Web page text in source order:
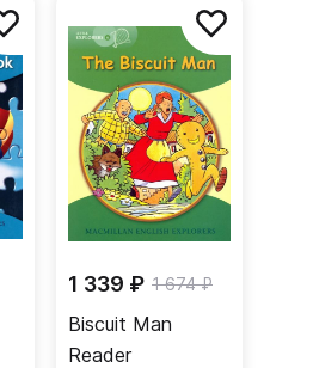
1 339 ₽ 1 674 ₽
Biscuit Man
Reader